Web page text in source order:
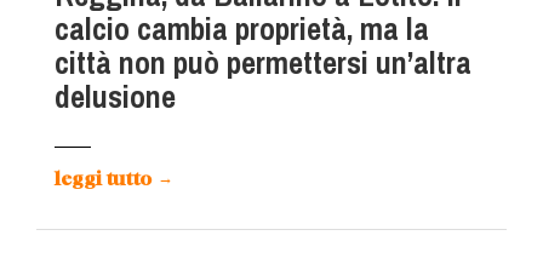
calcio cambia proprietà, ma la
città non può permettersi un’altra
delusione
leggi tutto →